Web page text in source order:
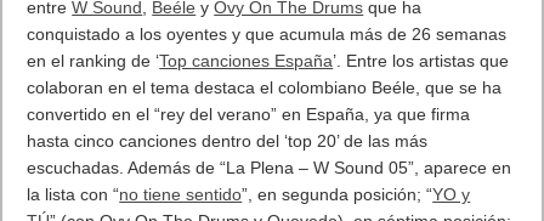
entreW Sound,BeéleyOvy On The Drumsque ha
conquistado a los oyentes y que acumula más de 26 semanas
en el ranking de ‘Top canciones España’. Entre los artistas que
colaboran en el tema destaca el colombiano Beéle, que se ha
convertido en el “rey del verano” en España, ya que firma
hasta cinco canciones dentro del ‘top 20’ de las más
escuchadas. Además de “La Plena – W Sound 05”, aparece en
la lista con “no tiene sentido”, en segunda posición; “YO y